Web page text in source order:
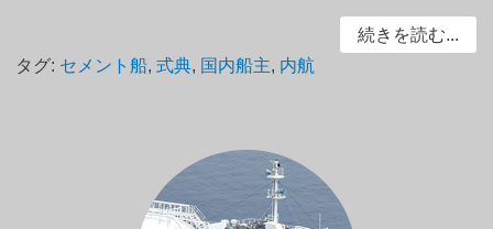
続きを読む...
タグ: セメント船,式典, 国内船主, 内航